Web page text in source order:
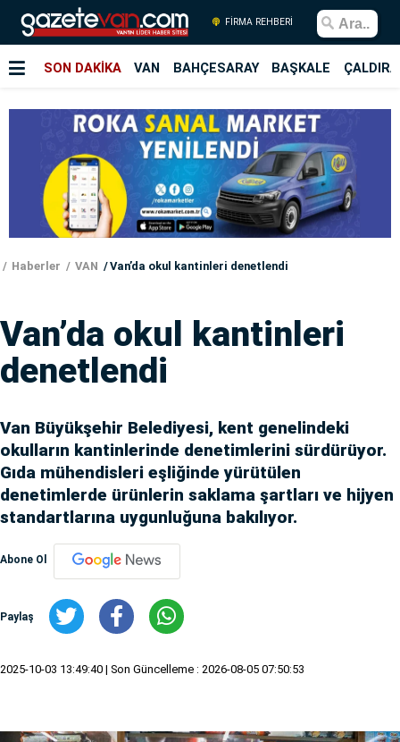
FİRMA REHBERİ
SON DAKİKA VAN BAHÇESARAY BAŞKALE
Haberler VAN Van’da okul kantinleri denetlendi
Van’da okul kantinleri
denetlendi
Van Büyükşehir Belediyesi, kent genelindeki
okulların kantinlerinde denetimlerini sürdürüyor.
Gıda mühendisleri eşliğinde yürütülen
denetimlerde ürünlerin saklama şartları ve hijyen
standartlarına uygunluğuna bakılıyor.
Abone Ol
Paylaş
2025-10-03 13:49:40 | Son Güncelleme : 2026-08-05 07:50:53